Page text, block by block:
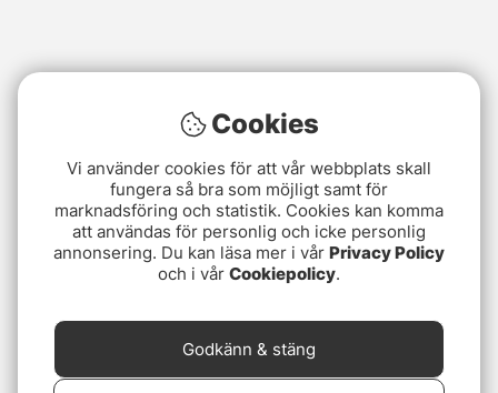
Cookies
Vi använder cookies för att vår webbplats skall
fungera så bra som möjligt samt för
marknadsföring och statistik. Cookies kan komma
att användas för personlig och icke personlig
annonsering. Du kan läsa mer i vår Privacy Policy
och i vår Cookiepolicy.
Godkänn & stäng